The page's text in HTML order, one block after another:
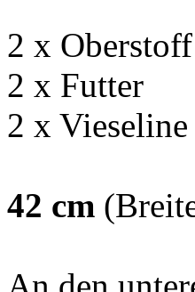
2 x Oberstoff
2 x Futter
2 x
42 cm